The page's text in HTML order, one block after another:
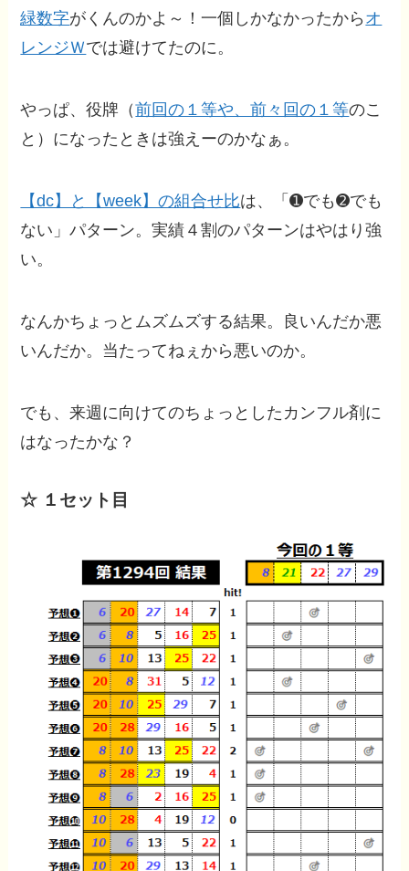
緑数字がくんのかよ～！一個しかなかったから オ
レンジＷでは避けてたのに。
やっぱ、役牌（前回の１等や、前々回の１等のこ
と）になったときは強えーのかなぁ。
【dc】と【week】の組合せ比は、「➊でも➋でも
ない」パターン。実績４割のパターンはやはり強
い。
なんかちょっとムズムズする結果。良いんだか悪
いんだか。当たってねぇから悪いのか。
でも、来週に向けてのちょっとしたカンフル剤に
はなったかな？
☆ １セット目